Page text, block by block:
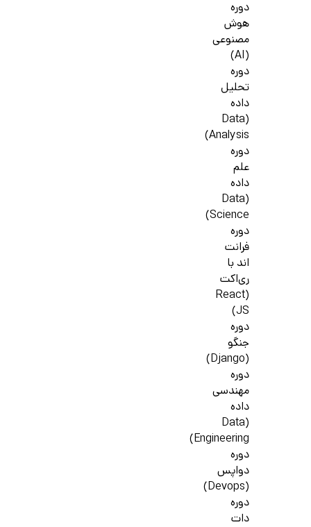
دوره
هوش
مصنوعی
(AI)
دوره
تحلیل
داده
(Data
Analysis)
دوره
علم
داده
(Data
Science)
دوره
فرانت
اند با
ری‌اکت
(React
JS)
دوره
جنگو
(Django)
دوره
مهندسی
داده
(Data
Engineering)
دوره
دواپس
(Devops)
دوره
دات